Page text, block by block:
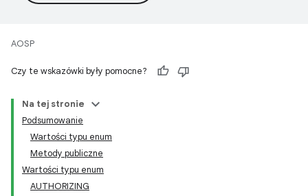
AOSP
Czy te wskazówki były pomocne?
Na tej stronie
Podsumowanie
Wartości typu enum
Metody publiczne
Wartości typu enum
AUTHORIZING